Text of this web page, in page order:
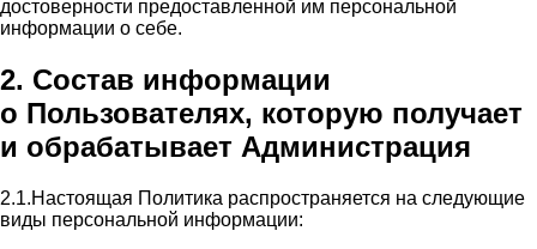
достоверности предоставленной им персональной
информации о себе.
2. Состав информации
о Пользователях, которую получает
и обрабатывает Администрация
2.1.Настоящая Политика распространяется на следующие
виды персональной информации: